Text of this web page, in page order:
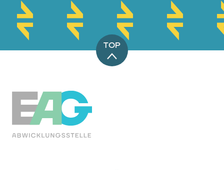
EAG-Förderabwicklungsstelle
TOP